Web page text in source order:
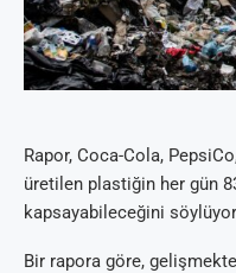
Rapor, Coca-Cola,
üretilen plastiğin her gün
kapsayabileceğini
Bir rapora göre,